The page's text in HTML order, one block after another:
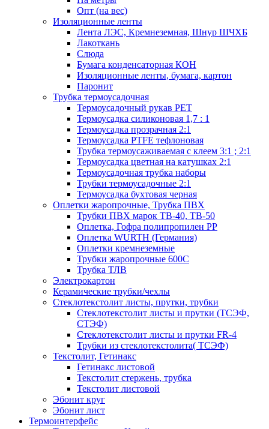
Опт (на вес)
Изоляционные ленты
Лента ЛЭС, Кремнеземная, Шнур ШЧХБ
Лакоткань
Слюда
Бумага конденсаторная КОН
Изоляционные ленты, бумага, картон
Паронит
Трубка термоусадочная
Термоусадочный рукав PET
Термоусадка силиконовая 1,7 : 1
Термоусадка прозрачная 2:1
Термоусадка PTFE тефлоновая
Трубка термоусаживаемая с клеем 3:1 ; 2:1
Термоусадка цветная на катушках 2:1
Термоусадочная трубка наборы
Трубки термоусадочные 2:1
Термоусадка бухтовая черная
Оплетки жаропрочные, Трубка ПВХ
Трубки ПВХ марок ТВ-40, ТВ-50
Оплетка, Гофра полипропилен PP
Оплетка WURTH (Германия)
Оплетки кремнеземные
Трубки жаропрочные 600С
Трубка ТЛВ
Электрокартон
Керамические трубки/чехлы
Cтеклотекстолит листы, прутки, трубки
Стеклотекстолит листы и прутки (ТСЭФ,
СТЭФ)
Стеклотекстолит листы и прутки FR-4
Трубки из стеклотекстолита( ТСЭФ)
Текстолит, Гетинакс
Гетинакс листовой
Текстолит стержень, трубка
Текстолит листовой
Эбонит круг
Эбонит лист
Термоинтерфейс